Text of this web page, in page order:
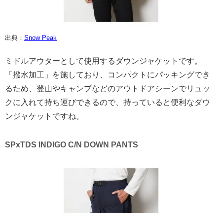
出典： Snow Peak
ミドルアウターとして使用するダウンジャケットです。
「撥水加工」を施しており、コンパクトにパッキングでき
るため、登山やキャンプなどのアウトドアシーンでリュッ
クに入れて持ち運びできるので、持っていると便利なダウ
ンジャケットですね。
SPxTDS INDIGO C/N DOWN PANTS